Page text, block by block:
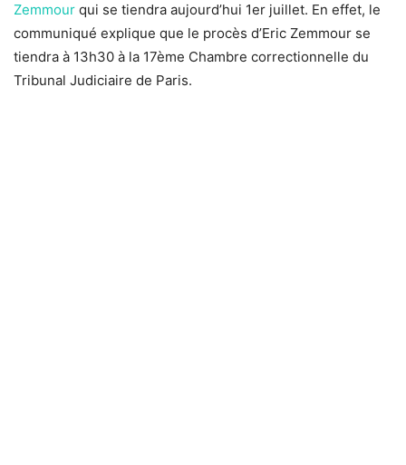
Zemmour qui se tiendra aujourd’hui 1er juillet. En effet, le
communiqué explique que le procès d’Eric Zemmour se
tiendra à 13h30 à la 17ème Chambre correctionnelle du
Tribunal Judiciaire de Paris.